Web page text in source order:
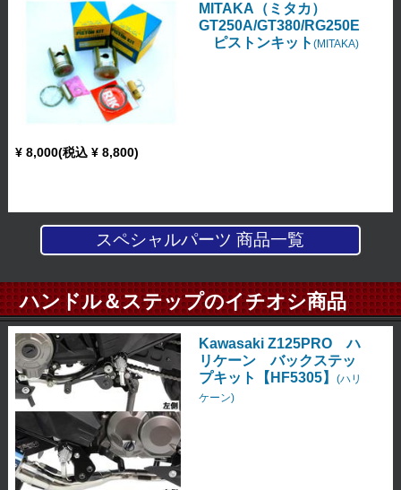
MITAKA（ミタカ）
GT250A/GT380/RG250E
ピストンキット (MITAKA)
¥ 8,000(税込 ¥ 8,800)
スペシャルパーツ 商品一覧
ハンドル＆ステップのイチオシ商品
Kawasaki Z125PRO ハ
リケーン バックステッ
プキット【HF5305】
(ハリ
ケーン)